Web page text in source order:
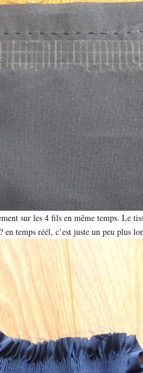
sur les 4 fils en même temps. Le
en temps réél, c’est juste un peu plus